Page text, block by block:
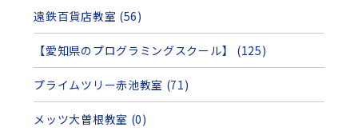
遠鉄百貨店教室 (56)
【愛知県のプログラミングスクール】 (125)
プライムツリー赤池教室 (71)
メッツ大曽根教室 (0)